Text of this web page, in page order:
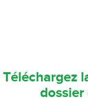
Téléchargez